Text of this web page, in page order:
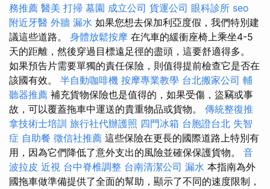
務推薦 醫美 打掃 墓園 成立公司 貨運公司 眼科診所 seo
附近牙醫 外牆 漏水 如果您想去保加利亞度假，我們特別建
議這些道路。 身體放鬆按摩 在汽車的緩衝座椅上乘坐4-5
天的距離，然後穿過目標遠足徑的盡頭，這要舒適得多。
如果預告片需要單獨的責任保險，則值得提前檢查它是否在
該國有效。 半自動咖啡機 按摩專業教學 台北搬家公司 輔
聽器推薦 補充貨物保險也是值得的，如果受傷，盜竊或事
故，可以覆蓋拖車中運送的貴重物品或貨物。 傳統整復推
拿技術士培訓 旅行社代辦護照 四門冰箱 台胞證台北 失智
症 自助餐 徵信社推薦 這些保險在更長的國際道路上特別有
用，因為它們降低了意外支出的風險並確保保護貨物。 音
波拉皮 近視 台中脊椎調整 台南清潔公司 漏水 本指南為外
國拖車做準備提供了全面的幫助，顯示了不同的速度限制，